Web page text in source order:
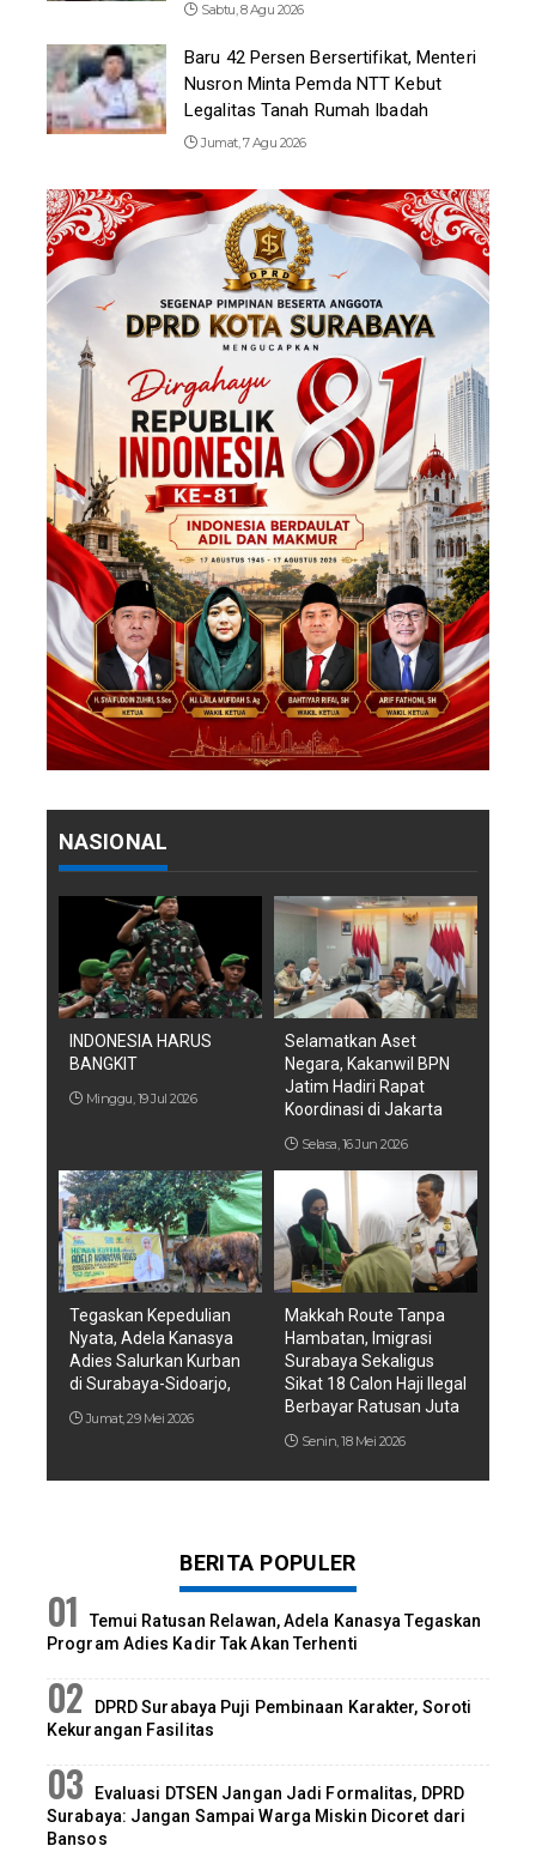
Sabtu, 8 Agu 2026
Baru 42 Persen Bersertifikat, Menteri
Nusron Minta Pemda NTT Kebut
Legalitas Tanah Rumah Ibadah
Jumat, 7 Agu 2026
NASIONAL
INDONESIA HARUS
BANGKIT
Minggu, 19 Jul 2026
Selamatkan Aset
Negara, Kakanwil BPN
Jatim Hadiri Rapat
Koordinasi di Jakarta
Selasa, 16 Jun 2026
Tegaskan Kepedulian
Nyata, Adela Kanasya
Adies Salurkan Kurban
di Surabaya-Sidoarjo,
Jumat, 29 Mei 2026
Makkah Route Tanpa
Hambatan, Imigrasi
Surabaya Sekaligus
Sikat 18 Calon Haji Ilegal
Berbayar Ratusan Juta
Senin, 18 Mei 2026
BERITA POPULER
Temui Ratusan Relawan, Adela Kanasya Tegaskan
Program Adies Kadir Tak Akan Terhenti
DPRD Surabaya Puji Pembinaan Karakter, Soroti
Kekurangan Fasilitas
Evaluasi DTSEN Jangan Jadi Formalitas, DPRD
Surabaya: Jangan Sampai Warga Miskin Dicoret dari
Bansos